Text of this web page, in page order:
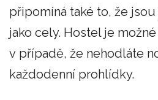
připomíná také to, že
jako cely. Hostel je
v případě, že nehodláte
každodenní prohlídky.